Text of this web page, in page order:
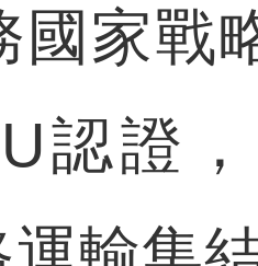
家戰
認證